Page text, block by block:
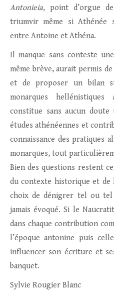
Antonieia, point d’orgue
triumvir même si Athénée
entre Antoine et Athéna.
Il manque sans conteste
même brève, aurait permis
et de proposer un bilan
monarques
constitue sans aucun
études athénéennes et
connaissance des pratiques
monarques, tout
Bien des questions restent
du contexte historique et de
choix de dénigrer tel ou tel
jamais évoqué. Si le
dans chaque contribution
l’époque antonine puis
influencer son écriture et
banquet.
Sylvie Rougier Blanc